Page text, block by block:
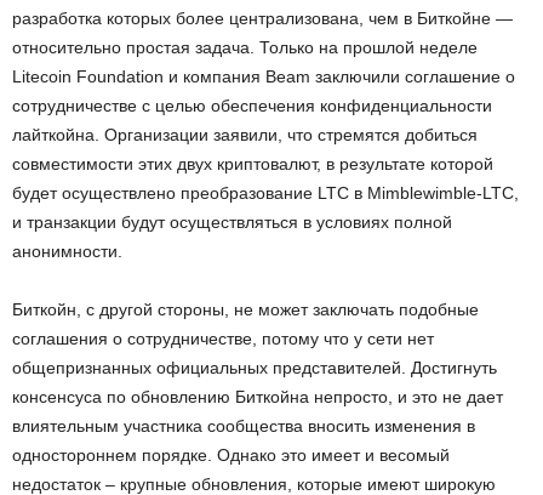
разработка которых более централизована, чем в Биткойне —
относительно простая задача. Только на прошлой неделе
Litecoin Foundation и компания Beam заключили соглашение о
сотрудничестве с целью обеспечения конфиденциальности
лайткойна. Организации заявили, что стремятся добиться
совместимости этих двух криптовалют, в результате которой
будет осуществлено преобразование LTC в Mimblewimble-LTC,
и транзакции будут осуществляться в условиях полной
анонимности.
Биткойн, с другой стороны, не может заключать подобные
соглашения о сотрудничестве, потому что у сети нет
общепризнанных официальных представителей. Достигнуть
консенсуса по обновлению Биткойна непросто, и это не дает
влиятельным участника сообщества вносить изменения в
одностороннем порядке. Однако это имеет и весомый
недостаток – крупные обновления, которые имеют широкую